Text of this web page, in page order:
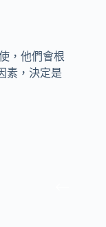
，他們會根
素，決定是